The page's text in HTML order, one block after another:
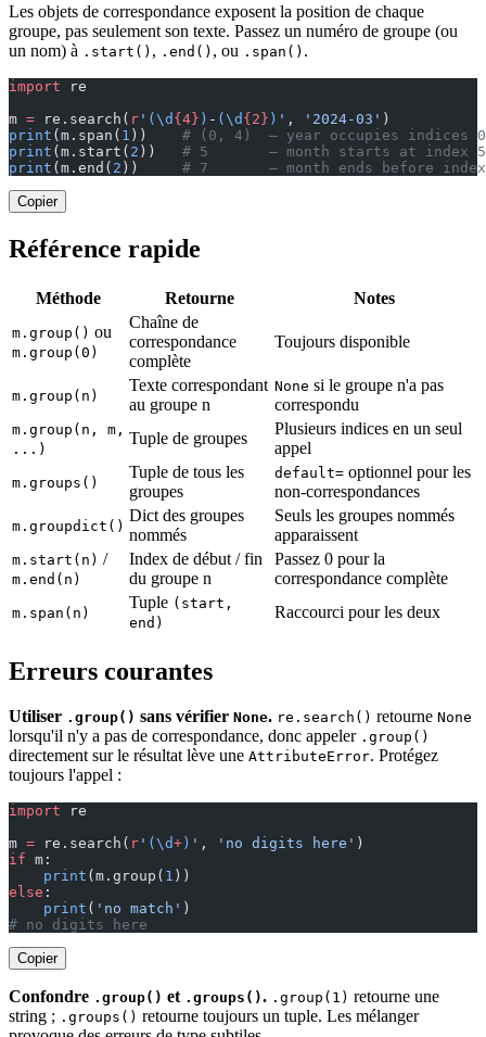
Les objets de correspondance exposent la position de chaque
groupe, pas seulement son texte. Passez un numéro de groupe (ou
un nom) à .start() , .end() , ou .span() .
import re
m = re.search( r ' (\d {4} ) - (\d {2} ) ' , '2024-03' )
print (m.span( 1 )) # (0, 4)  — year occupies indices
print (m.start( 2 )) # 5       — month starts at index 5
print (m.end( 2 )) # 7       — month ends before
Copier
Référence rapide
Méthode Retourne Notes
m.group() ou
m.group(0)
Chaîne de
correspondance
complète
Toujours disponible
m.group(n)
Texte correspondant
au groupe n
None si le groupe n'a pas
correspondu
m.group(n, m,
...)
Tuple de groupes
Plusieurs indices en un seul
appel
m.groups()
Tuple de tous les
groupes
default= optionnel pour les
non-correspondances
m.groupdict()
Dict des groupes
nommés
Seuls les groupes nommés
apparaissent
m.start(n) /
m.end(n)
Index de début / fin
du groupe n
Passez 0 pour la
correspondance complète
m.span(n)
Tuple (start,
end)
Raccourci pour les deux
Erreurs courantes
Utiliser .group() sans vérifier None. re.search() retourne None
lorsqu'il n'y a pas de correspondance, donc appeler .group()
directement sur le résultat lève une AttributeError. Protégez
toujours l'appel :
import re
m = re.search( r ' (\d+ ) ' , 'no digits here' )
if m:
    print
(m.group( 1 ))
else :
    print
( 'no match' )
# no digits here
Copier
Confondre .group() et .groups(). .group(1) retourne une
string ; .groups() retourne toujours un tuple. Les mélanger